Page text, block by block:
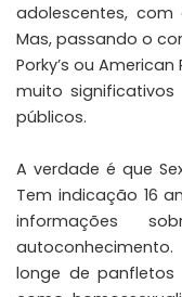
adolescentes,
Mas, passando o
Porky’s ou American
muito
públicos.
A verdade é que
Tem indicação 16
informações
longe de panfletos